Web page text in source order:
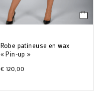
Robe patineuse en wax
« Pin-up »
€ 120,00